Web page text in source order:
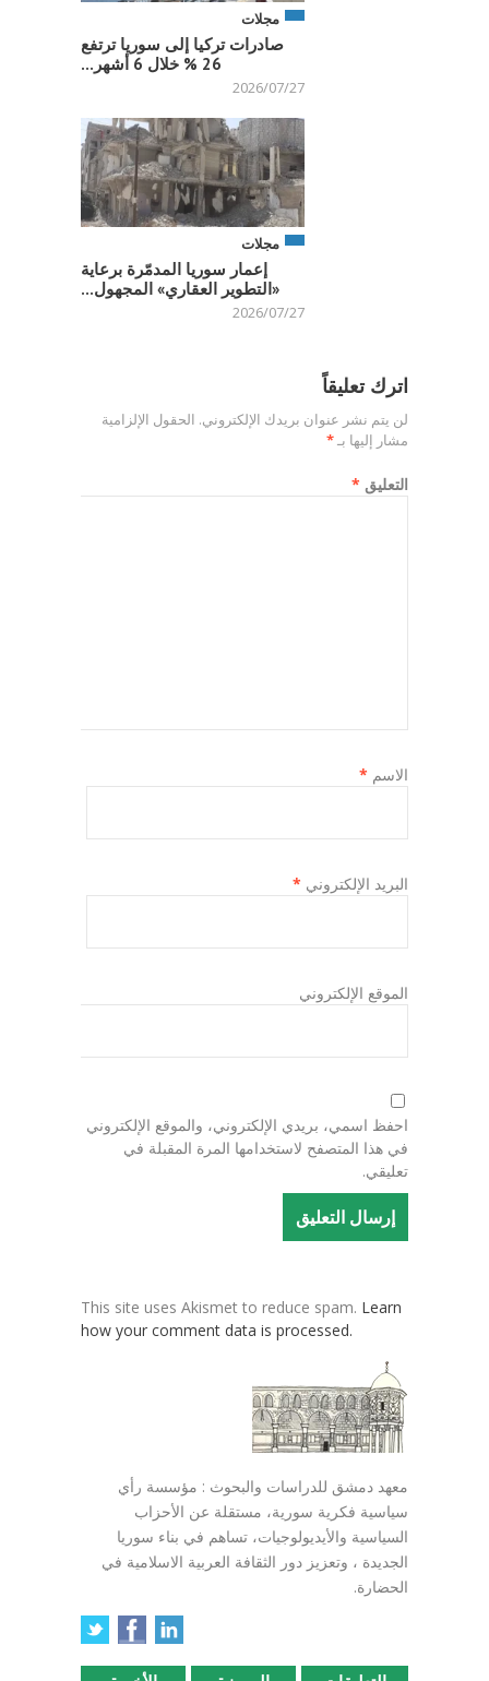
مجلات
صادرات تركيا إلى سوريا ترتفع
26 % خلال 6 أشهر...
2026/07/27
مجلات
إعمار سوريا المدمّرة برعاية
«التطوير العقاري» المجهول...
2026/07/27
اترك تعليقاً
لن يتم نشر عنوان بريدك الإلكتروني. الحقول الإلزامية
مشار إليها بـ*
التعليق *
الاسم *
البريد الإلكتروني *
الموقع الإلكتروني
احفظ اسمي، بريدي الإلكتروني، والموقع الإلكتروني
في هذا المتصفح لاستخدامها المرة المقبلة في
تعليقي.
This site uses Akismet to reduce spam. Learn
how your comment data is processed.
معهد دمشق للدراسات والبحوث : مؤسسة رأي
سياسية فكرية سورية، مستقلة عن الأحزاب
السياسية والأيديولوجيات، تساهم في بناء سوريا
الجديدة ، وتعزيز دور الثقافة العربية الاسلامية في
الحضارة.